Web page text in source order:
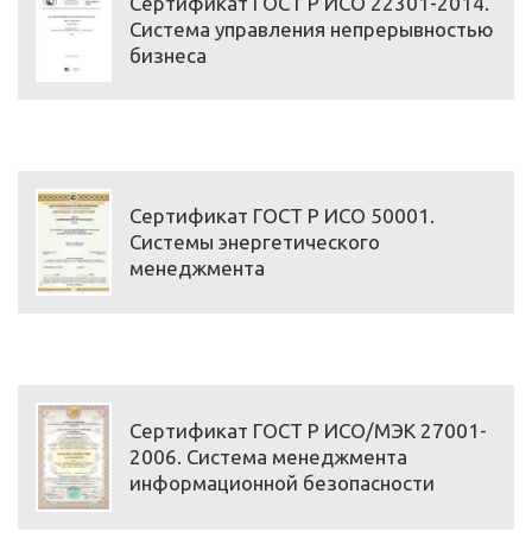
Система управления непрерывностью
бизнеса
Сертификат ГОСТ Р ИСО 50001.
Системы энергетического
менеджмента
Сертификат ГОСТ Р ИСО/МЭК 27001-
2006. Система менеджмента
информационной безопасности